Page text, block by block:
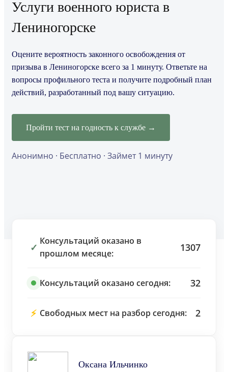
Услуги военного юриста в
Лениногорске
Оцените вероятность законного освобождения от
призыва в Лениногорске всего за 1 минуту. Ответьте на
вопросы профильного теста и получите подробный план
действий, разработанный под вашу ситуацию.
Пройти тест на годность к службе →
Анонимно · Бесплатно · Займет 1 минуту
✓
Консультаций оказано в
прошлом месяце:
1307
Консультаций оказано сегодня: 32
⚡ Свободных мест на разбор сегодня: 2
Оксана Ильчинко